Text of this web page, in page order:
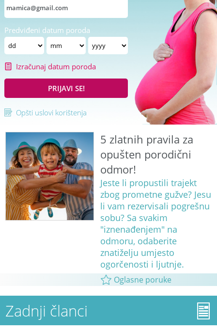
Predviđeni datum poroda
Izračunaj datum poroda
PRIJAVI SE!
Opšti uslovi korištenja
5 zlatnih pravila za
opušten porodični
odmor!
Jeste li propustili trajekt
zbog prometne gužve? Jesu
li vam rezervisali pogrešnu
sobu? Sa svakim
"iznenađenjem" na
odmoru, odaberite
znatiželju umjesto
ogorčenosti i ljutnje.
Oglasne poruke
Zadnji članci